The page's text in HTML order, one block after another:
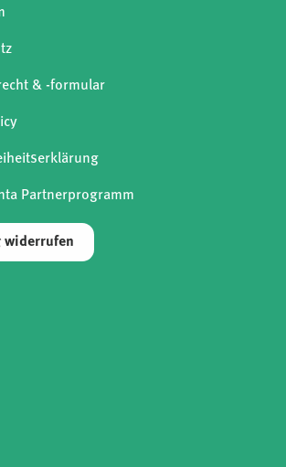
& -formular
Partnerprogramm
widerrufen